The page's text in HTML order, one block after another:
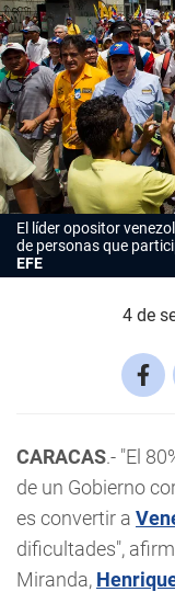
El líder opositor
de personas que
EFE
4 de
CARACAS.- "El
de un Gobierno
es convertir a
dificultades",
Miranda,